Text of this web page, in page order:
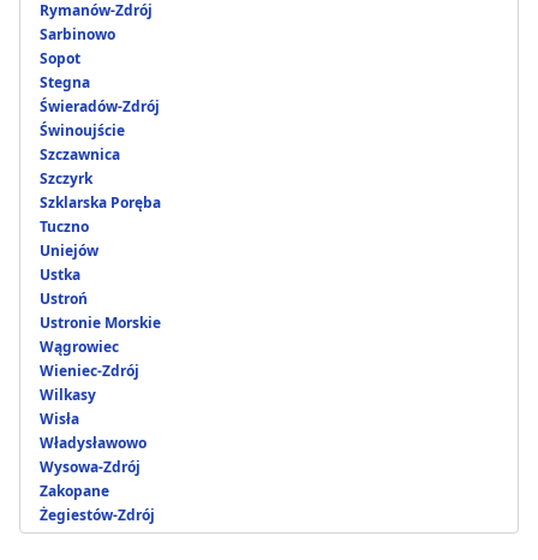
Rymanów-Zdrój
Sarbinowo
Sopot
Stegna
Świeradów-Zdrój
Świnoujście
Szczawnica
Szczyrk
Szklarska Poręba
Tuczno
Uniejów
Ustka
Ustroń
Ustronie Morskie
Wągrowiec
Wieniec-Zdrój
Wilkasy
Wisła
Władysławowo
Wysowa-Zdrój
Zakopane
Żegiestów-Zdrój